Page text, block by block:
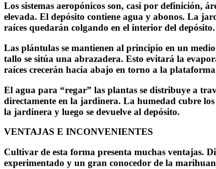
Los sistemas aeropónicos son, casi por definición,
elevada. El depósito contiene agua y abonos. La
raíces quedarán colgando en el interior del
Las plántulas se mantienen al principio en un
tallo se sitúa una abrazadera. Esto evitará la
raíces crecerán hacia abajo en torno a la
El agua para “regar” las plantas se distribuye a
directamente en la jardinera. La humedad cubre los
la jardinera y luego se devuelve al depósito.
VENTAJAS E INCONVENIENTES
Cultivar de esta forma presenta muchas ventajas.
experimentado y un gran conocedor de la